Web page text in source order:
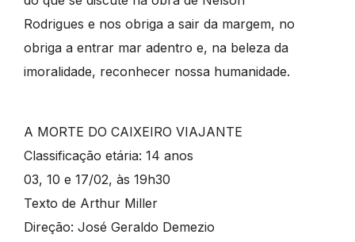
Rodrigues e nos obriga a sair da margem, no
obriga a entrar mar adentro e, na beleza da
imoralidade, reconhecer nossa humanidade.
A MORTE DO CAIXEIRO VIAJANTE
Classificação etária: 14 anos
03, 10 e 17/02, às 19h30
Texto de Arthur Miller
Direção: José Geraldo Demezio